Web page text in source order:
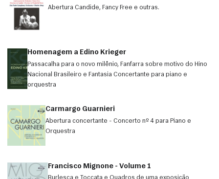
Abertura Candide, Fancy Free e outras.
Homenagem a Edino Krieger
Passacalha para o novo milênio, Fanfarra sobre motivo do Hino
Nacional Brasileiro e Fantasia Concertante para piano e
orquestra
Carmargo Guarnieri
Abertura concertante - Concerto nº 4 para Piano e
Orquestra
Francisco Mignone - Volume 1